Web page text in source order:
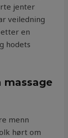
jenter
veiledning
en
hodets
massage
menn
hørt om